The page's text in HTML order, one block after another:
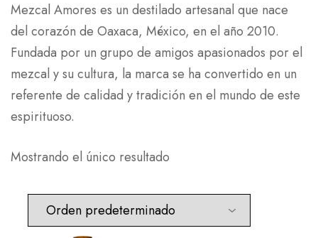
Mezcal Amores es un destilado artesanal que nace
del corazón de Oaxaca, México, en el año 2010.
Fundada por un grupo de amigos apasionados por el
mezcal y su cultura, la marca se ha convertido en un
referente de calidad y tradición en el mundo de este
espirituoso.
Mostrando el único resultado